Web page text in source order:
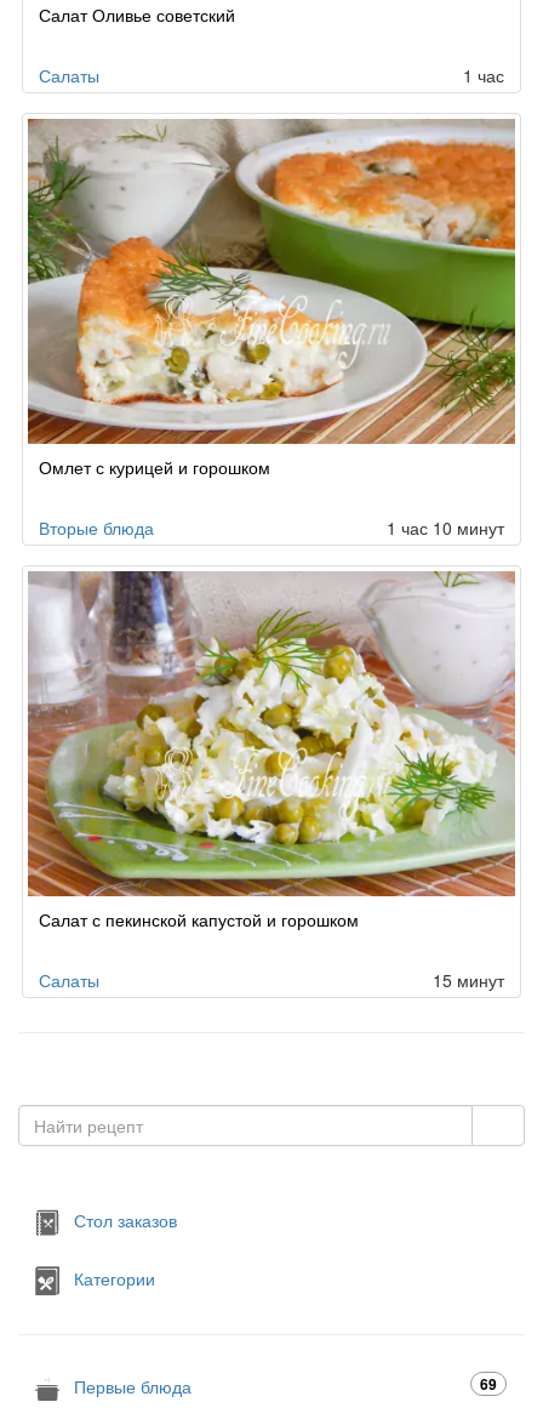
Салат Оливье советский
Салаты 1 час
Омлет с курицей и горошком
Вторые блюда 1 час 10 минут
Салат с пекинской капустой и горошком
Салаты 15 минут
Стол заказов
Категории
Первые блюда 69